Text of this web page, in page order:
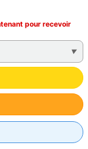
pour recevoir